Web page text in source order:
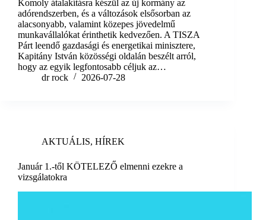
Komoly átalakításra készül az új kormány az
adórendszerben, és a változások elsősorban az
alacsonyabb, valamint közepes jövedelmű
munkavállalókat érinthetik kedvezően. A TISZA
Párt leendő gazdasági és energetikai minisztere,
Kapitány István közösségi oldalán beszélt arról,
hogy az egyik legfontosabb céljuk az…
dr rock
2026-07-28
AKTUÁLIS, HÍREK
Január 1.-től KÖTELEZŐ elmenni ezekre a
vizsgálatokra